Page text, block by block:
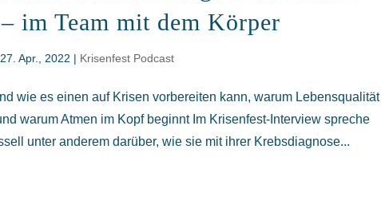
im Team mit dem Körper
27. Apr., 2022 | Krisenfest Podcast
wie es einen auf Krisen vorbereiten kann, warum Lebensqualität
warum Atmen im Kopf beginnt Im Krisenfest-Interview spreche
unter anderem darüber, wie sie mit ihrer Krebsdiagnose...